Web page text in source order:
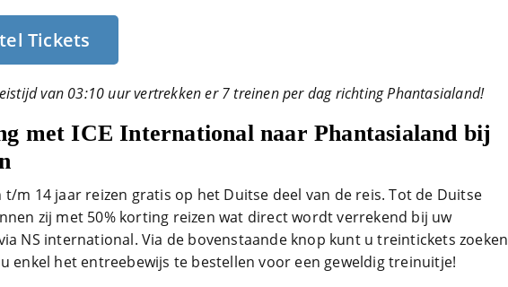
Tickets
van 03:10 uur vertrekken er 7 treinen per dag richting Phantasialand!
met ICE International naar Phantasialand bij
t/m 14 jaar reizen gratis op het Duitse deel van de reis. Tot de Duitse
zij met 50% korting reizen wat direct wordt verrekend bij uw
NS international. Via de bovenstaande knop kunt u treintickets zoeken
enkel het entreebewijs te bestellen voor een geweldig treinuitje!